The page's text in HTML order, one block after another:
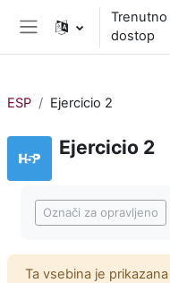
Preskoči na glavno vsebino
Stransko poljedostop
ESP Ejercicio 2
Ejercicio 2
Označi za opravljeno
Ta vsebina je